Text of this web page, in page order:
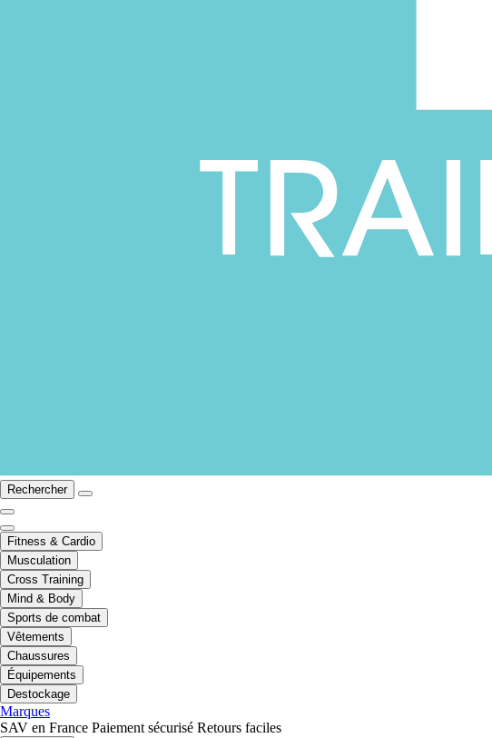
Rechercher
Fitness & Cardio
Musculation
Cross Training
Mind & Body
Sports de combat
Vêtements
Chaussures
Équipements
Destockage
Marques
SAV en France Paiement sécurisé Retours faciles